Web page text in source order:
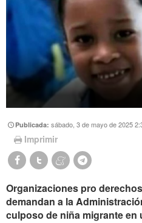
Publicada:sábado, 3 de mayo de 2025
Imprimir
Organizaciones pro
demandan a la
culposo de niña migrante